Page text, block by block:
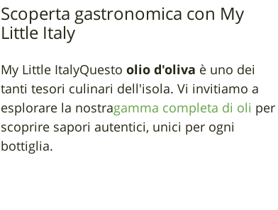
Scoperta gastronomica con My
Little Italy
My Little ItalyQuesto olio d'oliva è uno dei
tanti tesori culinari dell'isola. Vi invitiamo a
esplorare la nostragamma completa di oli per
scoprire sapori autentici, unici per ogni
bottiglia.